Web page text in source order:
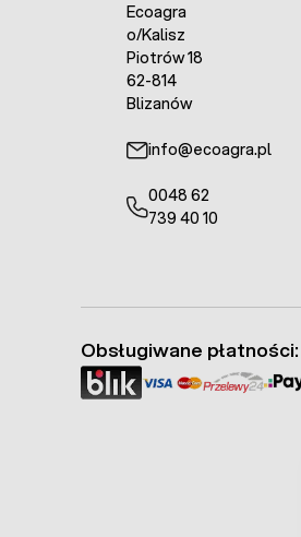
Ecoagra
o/Kalisz
Piotrów 18
62-814
Blizanów
info@ecoagra.pl
0048 62
739 40 10
Obsługiwane płatności: